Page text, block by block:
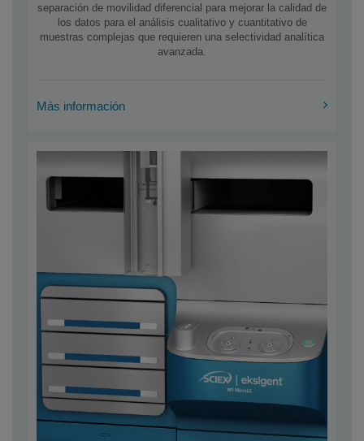
separación de movilidad diferencial para mejorar la calidad de
los datos para el análisis cualitativo y cuantitativo de
muestras complejas que requieren una selectividad analítica
avanzada.
Más información